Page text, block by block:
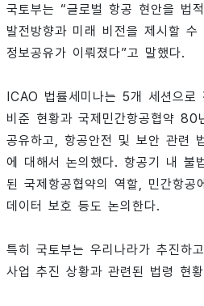
국토부는 “글로벌 항공 현안을 법
발전방향과 미래 비전을 제시할
정보공유가 이뤄졌다”고 말했다.
ICAO 법률세미나는 5개 세션으로
비준 현황과 국제민간항공협약
공유하고, 항공안전 및 보안 관련
에 대해서 논의했다. 항공기 내 불
된 국제항공협약의 역할, 민간항
데이터 보호 등도 논의한다.
특히 국토부는 우리나라가 추진하
사업 추진 상황과 관련된 법령 현